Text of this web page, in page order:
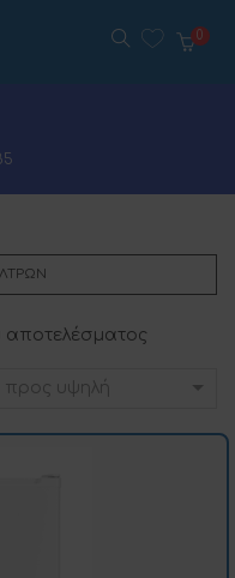
αποτελέσματος
προς υψηλή